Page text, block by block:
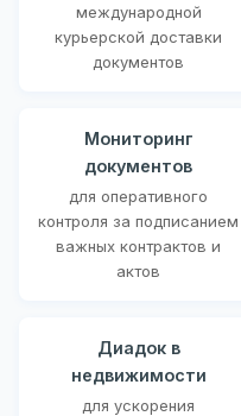
международной
курьерской доставки
документов
Мониторинг
документов
для оперативного
контроля за подписанием
важных контрактов и
актов
Диадок в
недвижимости
для ускорения